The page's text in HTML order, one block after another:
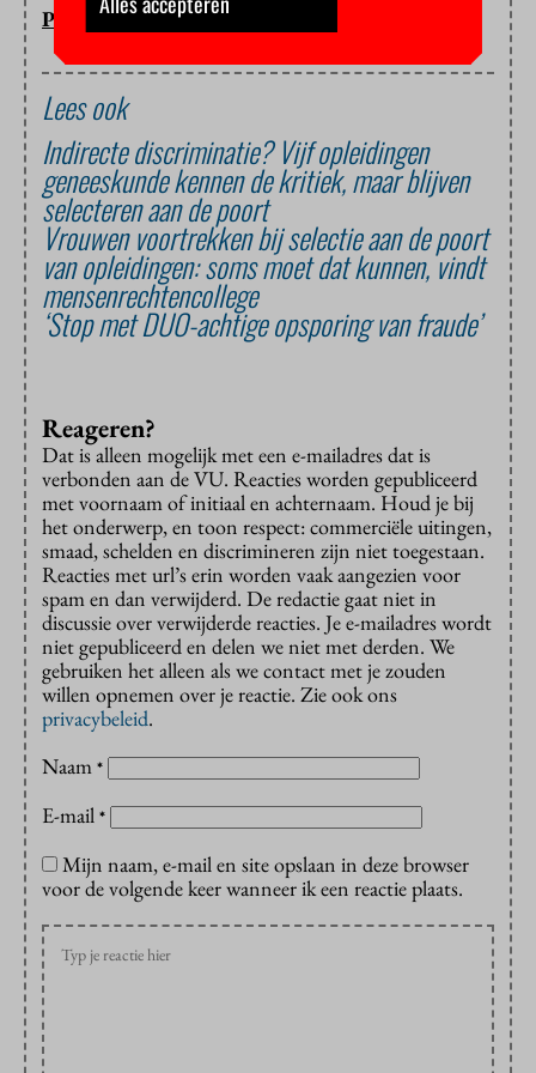
PETER BREEDVELD
Lees ook
Indirecte discriminatie? Vijf opleidingen
geneeskunde kennen de kritiek, maar blijven
selecteren aan de poort
Vrouwen voortrekken bij selectie aan de poort
van opleidingen: soms moet dat kunnen, vindt
mensenrechtencollege
‘Stop met DUO-achtige opsporing van fraude’
Reageren?
Dat is alleen mogelijk met een e-mailadres dat is
verbonden aan de VU. Reacties worden gepubliceerd
met voornaam of initiaal en achternaam. Houd je bij
het onderwerp, en toon respect: commerciële uitingen,
smaad, schelden en discrimineren zijn niet toegestaan.
Reacties met url’s erin worden vaak aangezien voor
spam en dan verwijderd. De redactie gaat niet in
discussie over verwijderde reacties. Je e-mailadres wordt
niet gepubliceerd en delen we niet met derden. We
gebruiken het alleen als we contact met je zouden
willen opnemen over je reactie. Zie ook ons
privacybeleid.
Naam *
E-mail *
Mijn naam, e-mail en site opslaan in deze browser
voor de volgende keer wanneer ik een reactie plaats.